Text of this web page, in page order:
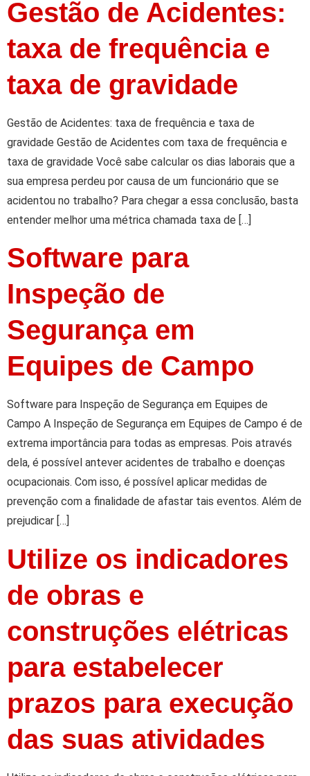
Gestão de Acidentes:
taxa de frequência e
taxa de gravidade
Gestão de Acidentes: taxa de frequência e taxa de
gravidade Gestão de Acidentes com taxa de frequência e
taxa de gravidade Você sabe calcular os dias laborais que a
sua empresa perdeu por causa de um funcionário que se
acidentou no trabalho? Para chegar a essa conclusão, basta
entender melhor uma métrica chamada taxa de […]
Software para
Inspeção de
Segurança em
Equipes de Campo
Software para Inspeção de Segurança em Equipes de
Campo A Inspeção de Segurança em Equipes de Campo é de
extrema importância para todas as empresas. Pois através
dela, é possível antever acidentes de trabalho e doenças
ocupacionais. Com isso, é possível aplicar medidas de
prevenção com a finalidade de afastar tais eventos. Além de
prejudicar […]
Utilize os indicadores
de obras e
construções elétricas
para estabelecer
prazos para execução
das suas atividades